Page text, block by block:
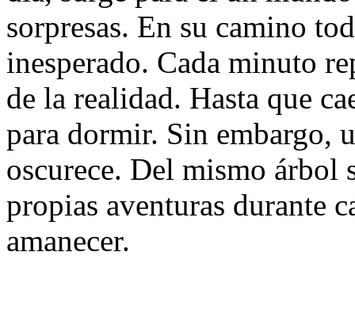
sorpresas. En su camino
inesperado. Cada minuto
de la realidad. Hasta que
para dormir. Sin embargo,
oscurece. Del mismo árbol
propias aventuras durante
amanecer.